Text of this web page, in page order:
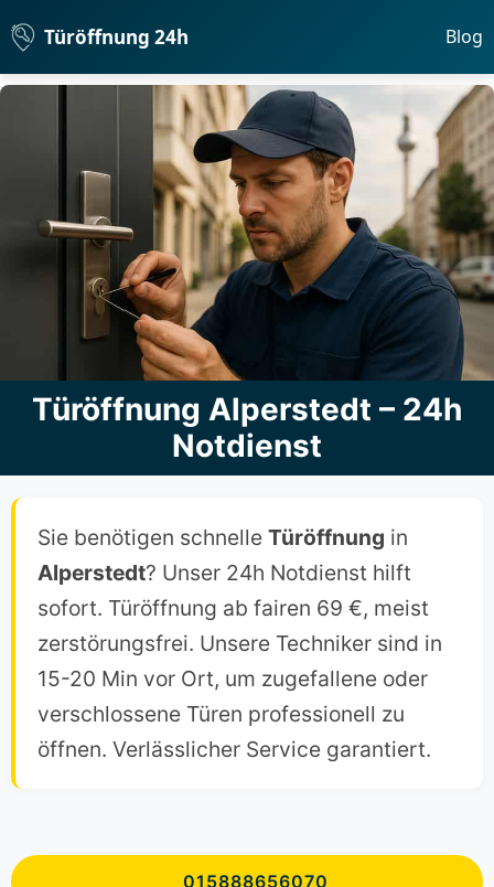
Türöffnung 24h Blog
Türöffnung Alperstedt – 24h
Notdienst
Sie benötigen schnelle Türöffnung in
Alperstedt? Unser 24h Notdienst hilft
sofort. Türöffnung ab fairen 69 €, meist
zerstörungsfrei. Unsere Techniker sind in
15-20 Min vor Ort, um zugefallene oder
verschlossene Türen professionell zu
öffnen. Verlässlicher Service garantiert.
015888656070